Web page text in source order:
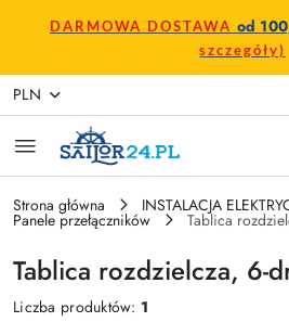
Przejdź do treści głównej
Przejdź do wyszukiwarki
Przejdź do moje konto
Przejdź do menu głównego
Przejdź do stopki
DARMOWA DOSTAWA od
szczegóły)
PLN
Strona główna INSTALACJA
Panele przełączników Tablica
Tablica rozdzielcza, 6-
Liczba produktów: 1